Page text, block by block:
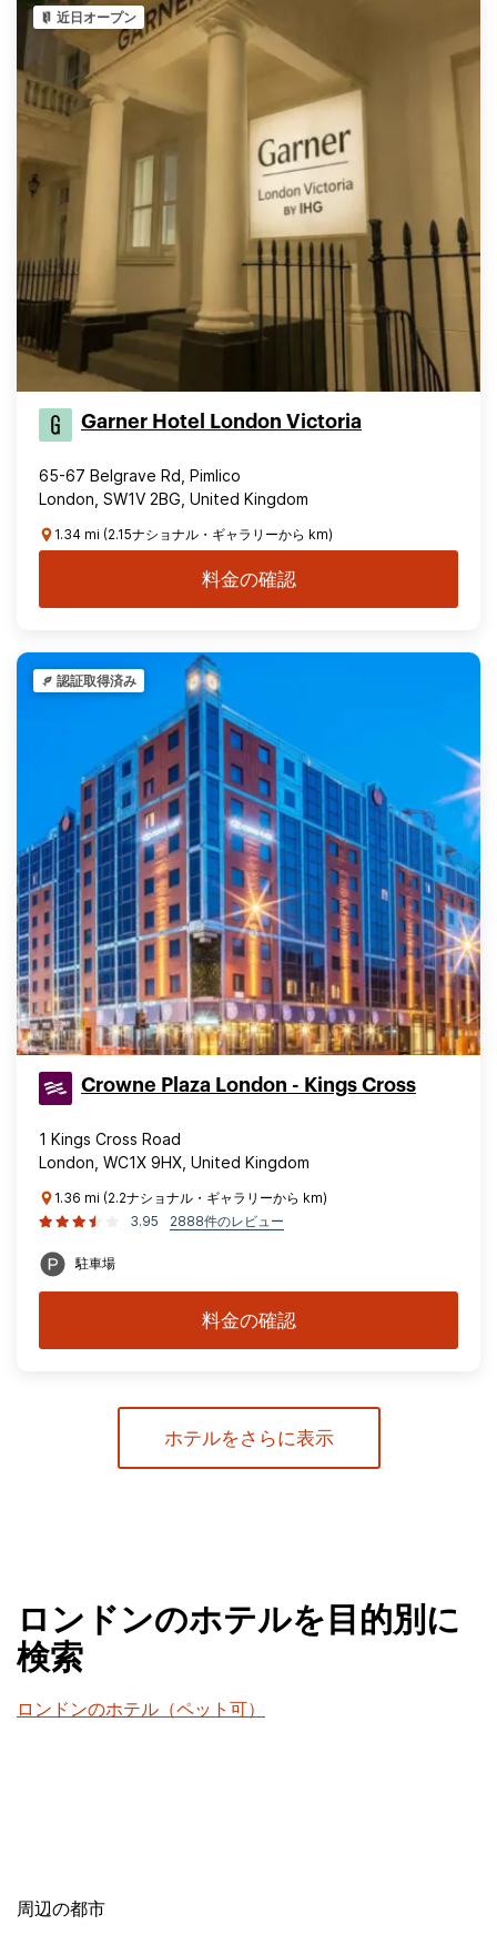
近日オープン
Garner Hotel London Victoria
65-67 Belgrave Rd, Pimlico
London, SW1V 2BG, United Kingdom
1.34 mi (2.15ナショナル・ギャラリーから km)
料金の確認
認証取得済み
Crowne Plaza London - Kings Cross
1 Kings Cross Road
London, WC1X 9HX, United Kingdom
1.36 mi (2.2ナショナル・ギャラリーから km)
3.95
2888件のレビュー
駐車場
料金の確認
ホテルをさらに表示
ロンドンのホテルを目的別に
検索
ロンドンのホテル（ペット可）
周辺の都市